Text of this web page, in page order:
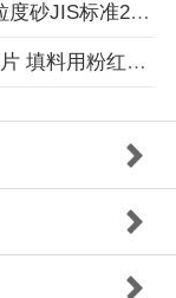
标准24目-220目
红色电熔氧化铝粉